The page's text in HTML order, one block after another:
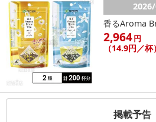
香るAroma
2,964円
（14.9円／杯）
掲載予告